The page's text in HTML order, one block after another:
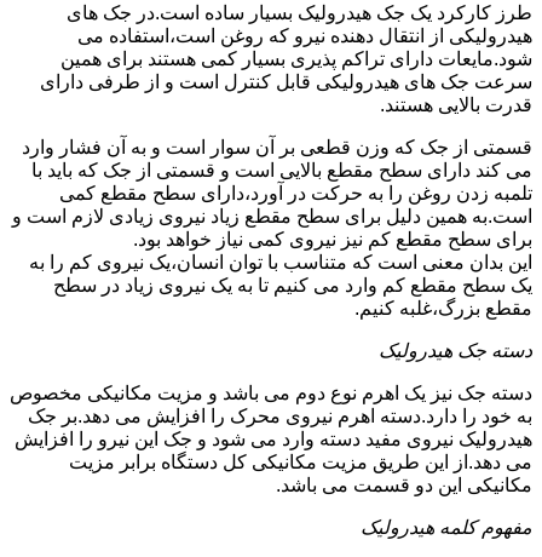
طرز کارکرد یک جک هیدرولیک بسیار ساده است.در جک های
هیدرولیکی از انتقال دهنده نیرو که روغن است،استفاده می
شود.مایعات دارای تراکم پذیری بسیار کمی هستند برای همین
سرعت جک های هیدرولیکی قابل کنترل است و از طرفی دارای
قدرت بالایی هستند.
قسمتی از جک که وزن قطعی بر آن سوار است و به آن فشار وارد
می کند دارای سطح مقطع بالایی است و قسمتی از جک که باید با
تلمبه زدن روغن را به حرکت در آورد،دارای سطح مقطع کمی
است.به همین دلیل برای سطح مقطع زیاد نیروی زیادی لازم است و
برای سطح مقطع کم نیز نیروی کمی نیاز خواهد بود.
این بدان معنی است که متناسب با توان انسان،یک نیروی کم را به
یک سطح مقطع کم وارد می کنیم تا به یک نیروی زیاد در سطح
مقطع بزرگ،غلبه کنیم.
دسته جک هیدرولیک
دسته جک نیز یک اهرم نوع دوم می باشد و مزیت مکانیکی مخصوص
به خود را دارد.دسته اهرم نیروی محرک را افزایش می دهد.بر جک
هیدرولیک نیروی مفید دسته وارد می شود و جک این نیرو را افزایش
می دهد.از این طریق مزیت مکانیکی کل دستگاه برابر مزیت
مکانیکی این دو قسمت می باشد.
مفهوم کلمه هیدرولیک